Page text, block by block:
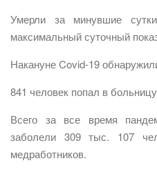
Умерли за минувшие
максимальный суточный
Накануне Covid-19
841 человек попал в
Всего за все время
заболели 309 тыс. 107
медработников.